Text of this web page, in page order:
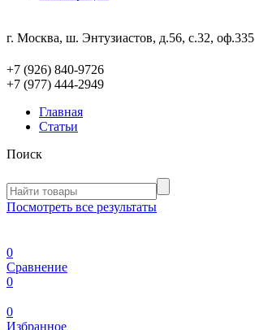
г. Москва, ш. Энтузиастов, д.56, с.32, оф.335
+7 (926) 840-9726
+7 (977) 444-2949
Главная
Статьи
Поиск
Посмотреть все результаты
0
Сравнение
0
0
Избранное